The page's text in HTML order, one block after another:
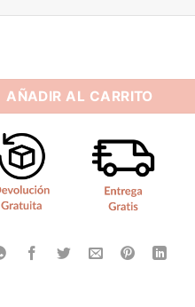
Boho Nube Silenciosa cantidad
AÑADIR AL CARRITO